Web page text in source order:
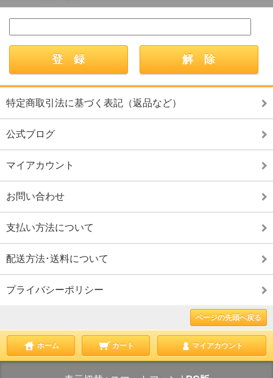
特定商取引法に基づく表記（返品など）
公式ブログ
マイアカウント
お問い合わせ
支払い方法について
配送方法･送料について
プライバシーポリシー
ページの先頭へ戻る
ホーム カート マイアカウント